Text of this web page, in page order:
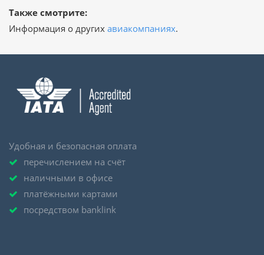
Также смотрите:
Информация о других авиакомпаниях.
Удобная и безопасная оплата
перечислением на счёт
наличными в офисе
платёжными картами
посредством banklink